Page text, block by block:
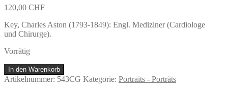
120,00 CHF
Key, Charles Aston (1793-1849): Engl. Mediziner (Cardiologe
und Chirurge).
Vorrätig
Key,
Charles
In den Warenkorb
Artikelnummer: 543CG Kategorie: Portraits - Porträts